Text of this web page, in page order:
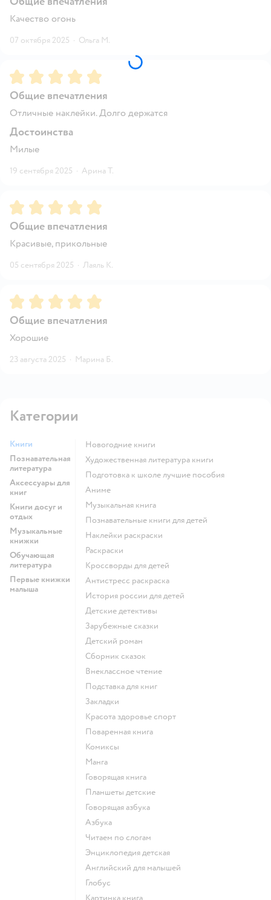
Качество огонь
07 октября 2025 · Ольга М.
Рейтинг:5
Общие впечатления
Отличные наклейки. Долго держатся
Достоинства
Милые
19 сентября 2025 · Арина Т.
Рейтинг:5
Общие впечатления
Красивые, прикольные
05 сентября 2025 · Лаяль К.
Рейтинг:5
Общие впечатления
Хорошие
23 августа 2025 · Марина Б.
Категории
Книги
Познавательная
литература
Аксессуары для
книг
Книги досуг и
отдых
Музыкальные
книжки
Обучающая
литература
Первые книжки
малыша
новогодние книги
художественная литература книги
подготовка к школе лучшие пособия
Аниме
музыкальная книга
познавательные книги для детей
наклейки раскраски
раскраски
кроссворды для детей
антистресс раскраска
история россии для детей
детские детективы
зарубежные сказки
детский роман
сборник сказок
внеклассное чтение
подставка для книг
закладки
красота здоровье спорт
поваренная книга
комиксы
манга
говорящая книга
Планшеты детские
говорящая азбука
азбука
читаем по слогам
энциклопедия детская
английский для малышей
глобус
картинка книга